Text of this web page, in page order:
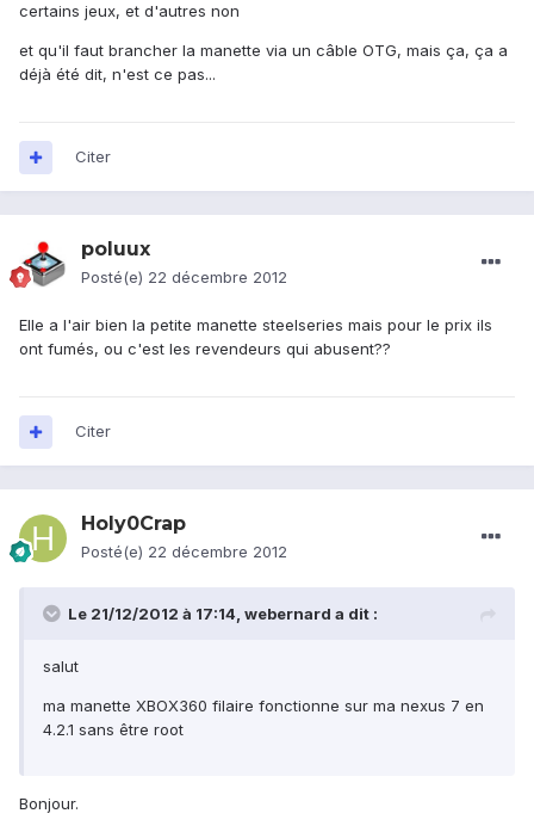
certains jeux, et d'autres non
et qu'il faut brancher la manette via un câble OTG, mais ça, ça a
déjà été dit, n'est ce pas...
Citer
poluux
Posté(e) 22 décembre 2012
Elle a l'air bien la petite manette steelseries mais pour le prix ils
ont fumés, ou c'est les revendeurs qui abusent??
Citer
Holy0Crap
Posté(e) 22 décembre 2012
Le 21/12/2012 à 17:14, webernard a dit :
salut
ma manette XBOX360 filaire fonctionne sur ma nexus 7 en
4.2.1 sans être root
Bonjour.